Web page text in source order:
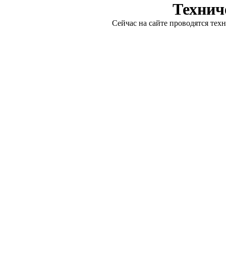
Сейчас на сайте проводятся